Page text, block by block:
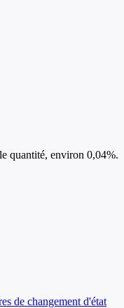
quantité, environ 0,04%.
de changement d'état